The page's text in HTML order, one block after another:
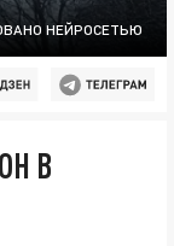
НЕЙРОСЕТЬЮ
В